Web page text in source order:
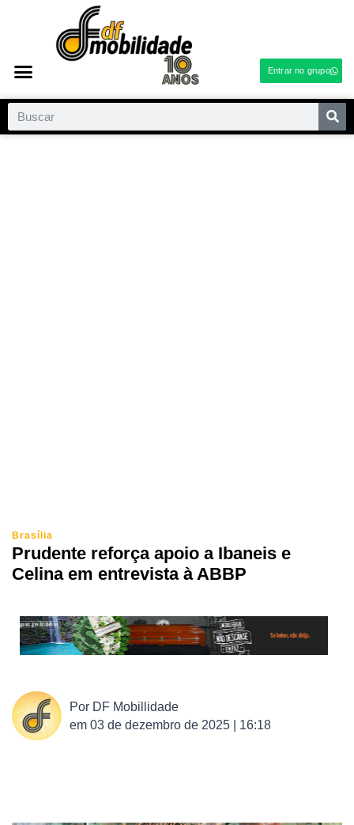
Entrar no grupo
Brasília
Prudente reforça apoio a Ibaneis e
Celina em entrevista à ABBP
Por DF Mobillidade
em 03 de dezembro de 2025 | 16:18